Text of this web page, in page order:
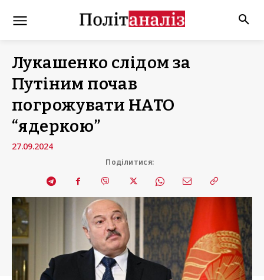
Лукашенко слідом за
Путіним почав
погрожувати НАТО
“ядеркою”
27.09.2024
Поділитися: